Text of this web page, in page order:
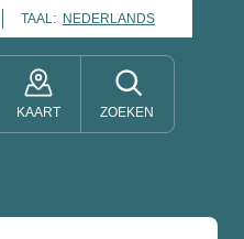
TAAL: NEDERLANDS
KAART ZOEKEN